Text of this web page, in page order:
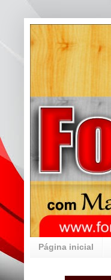
Página inicial